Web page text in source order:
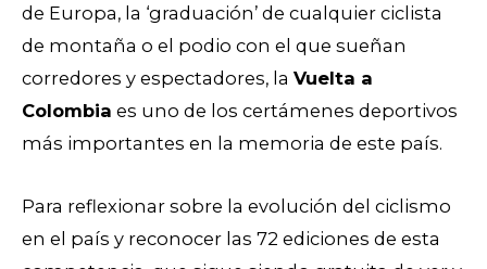
de Europa, la ‘graduación’ de cualquier ciclista
de montaña o el podio con el que sueñan
corredores y espectadores, la Vuelta a
Colombia es uno de los certámenes deportivos
más importantes en la memoria de este país.
Para reflexionar sobre la evolución del ciclismo
en el país y reconocer las 72 ediciones de esta